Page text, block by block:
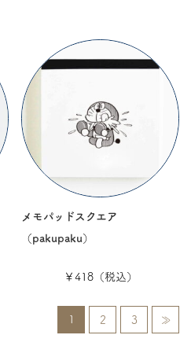
メモパッドスクエア
（pakupaku）
￥418（税込）
1 2 3 ≫